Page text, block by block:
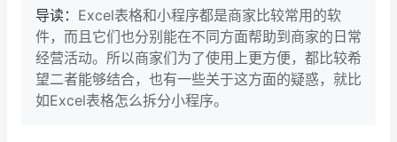
AllValue 战略合作
增长产品指南
智库 产品场景库
导读： Excel表格和小程序都是商家比较常用的软
件，而且它们也分别能在不同方面帮助到商家的日常
经营活动。所以商家们为了使用上更方便，都比较希
望二者能够结合，也有一些关于这方面的疑惑，就比
如Excel表格怎么拆分小程序。